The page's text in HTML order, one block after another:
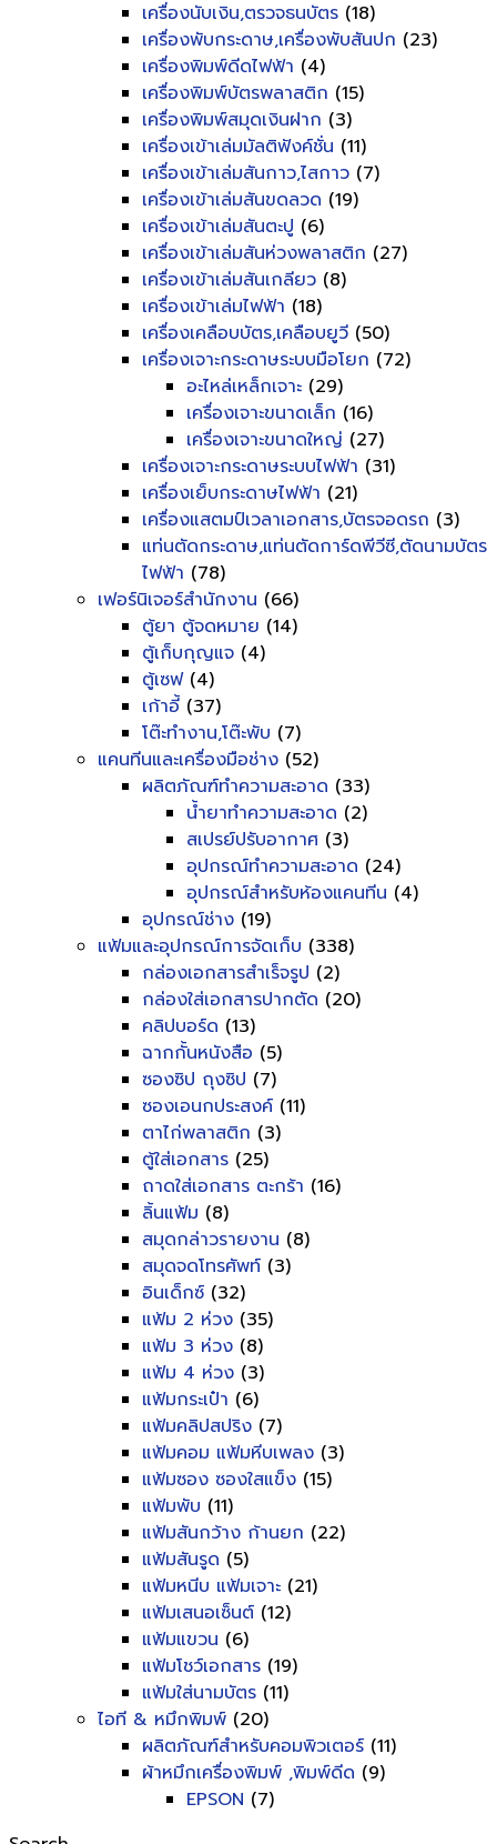
เครื่องนับเงิน,ตรวจธนบัตร (18)
เครื่องพับกระดาษ,เครื่องพับสันปก (23)
เครื่องพิมพ์ดีดไฟฟ้า (4)
เครื่องพิมพ์บัตรพลาสติก (15)
เครื่องพิมพ์สมุดเงินฝาก (3)
เครื่องเข้าเล่มมัลติฟังค์ชั่น (11)
เครื่องเข้าเล่มสันกาว,ไสกาว (7)
เครื่องเข้าเล่มสันขดลวด (19)
เครื่องเข้าเล่มสันตะปู (6)
เครื่องเข้าเล่มสันห่วงพลาสติก (27)
เครื่องเข้าเล่มสันเกลียว (8)
เครื่องเข้าเล่มไฟฟ้า (18)
เครื่องเคลือบบัตร,เคลือบยูวี (50)
เครื่องเจาะกระดาษระบบมือโยก (72)
อะไหล่เหล็กเจาะ (29)
เครื่องเจาะขนาดเล็ก (16)
เครื่องเจาะขนาดใหญ่ (27)
เครื่องเจาะกระดาษระบบไฟฟ้า (31)
เครื่องเย็บกระดาษไฟฟ้า (21)
เครื่องแสตมป์เวลาเอกสาร,บัตรจอดรถ (3)
แท่นตัดกระดาษ,แท่นตัดการ์ดพีวีซี,ตัดนามบัตร
ไฟฟ้า (78)
เฟอร์นิเจอร์สำนักงาน (66)
ตู้ยา ตู้จดหมาย (14)
ตู้เก็บกุญแจ (4)
ตู้เซฟ(4)
เก้าอี้ (37)
โต๊ะทำงาน,โต๊ะพับ (7)
แคนทีนและเครื่องมือช่าง (52)
ผลิตภัณฑ์ทำความสะอาด (33)
น้ำยาทำความสะอาด (2)
สเปรย์ปรับอากาศ (3)
อุปกรณ์ทำความสะอาด (24)
อุปกรณ์สำหรับห้องแคนทีน (4)
อุปกรณ์ช่าง (19)
แฟ้มและอุปกรณ์การจัดเก็บ (338)
กล่องเอกสารสำเร็จรูป (2)
กล่องใส่เอกสารปากตัด (20)
คลิปบอร์ด (13)
ฉากกั้นหนังสือ (5)
ซองซิป ถุงซิป (7)
ซองเอนกประสงค์ (11)
ตาไก่พลาสติก (3)
ตู้ใส่เอกสาร (25)
ถาดใส่เอกสาร ตะกร้า (16)
ลิ้นแฟ้ม (8)
สมุดกล่าวรายงาน (8)
สมุดจดโทรศัพท์ (3)
อินเด็กซ์ (32)
แฟ้ม 2 ห่วง (35)
แฟ้ม 3 ห่วง (8)
แฟ้ม 4 ห่วง (3)
แฟ้มกระเป๋า (6)
แฟ้มคลิปสปริง (7)
แฟ้มคอม แฟ้มหีบเพลง (3)
แฟ้มซอง ซองใสแข็ง (15)
แฟ้มพับ (11)
แฟ้มสันกว้าง ก้านยก (22)
แฟ้มสันรูด (5)
แฟ้มหนีบ แฟ้มเจาะ (21)
แฟ้มเสนอเซ็นต์ (12)
แฟ้มแขวน (6)
แฟ้มโชว์เอกสาร (19)
แฟ้มใส่นามบัตร (11)
ไอที & หมึกพิมพ์ (20)
ผลิตภัณฑ์สำหรับคอมพิวเตอร์ (11)
ผ้าหมึกเครื่องพิมพ์ ,พิมพ์ดีด (9)
EPSON (7)